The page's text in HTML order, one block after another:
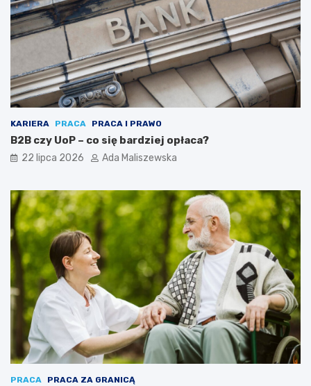
KARIERA PRACA PRACA I PRAWO
B2B czy UoP – co się bardziej opłaca?
22 lipca 2026 Ada Maliszewska
PRACA PRACA ZA GRANICĄ